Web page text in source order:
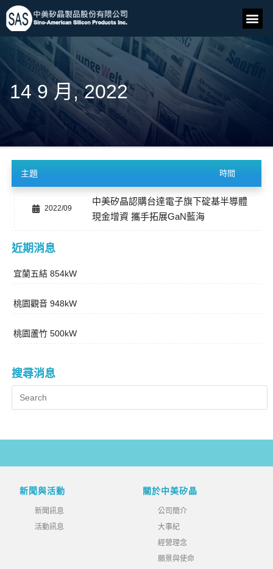
14 9 月, 2022
主題 時間
2022/09
中美矽晶認購台達電子旗下碇基半導體
現金增資 攜手拓展GaN藍海
近期消息
宜蘭五結 854kW
桃園觀音 948kW
桃園蘆竹 500kW
搜尋消息
新聞與活動
新聞訊息
活動訊息
關於中美矽晶
公司簡介
大事紀
經營理念
願景與使命